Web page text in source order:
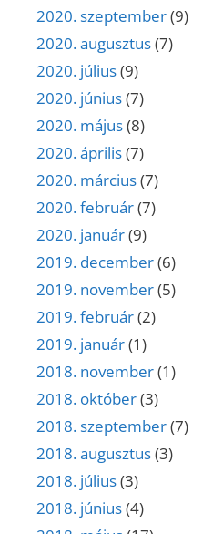
2020. szeptember(9)
2020. augusztus(7)
2020. július(9)
2020. június(7)
2020. május(8)
2020. április(7)
2020. március(7)
2020. február(7)
2020. január(9)
2019. december(6)
2019. november(5)
2019. február(2)
2019. január(1)
2018. november(1)
2018. október(3)
2018. szeptember(7)
2018. augusztus(3)
2018. július(3)
2018. június(4)